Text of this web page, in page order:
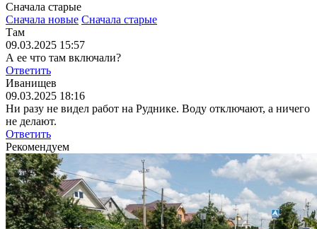
Сначала старые
Сначала новые Сначала старые
Там
09.03.2025 15:57
А ее что там включали?
Ответить
Иванищев
09.03.2025 18:16
Ни разу не видел работ на Руднике. Воду отключают, а ничего
не делают.
Ответить
Рекомендуем